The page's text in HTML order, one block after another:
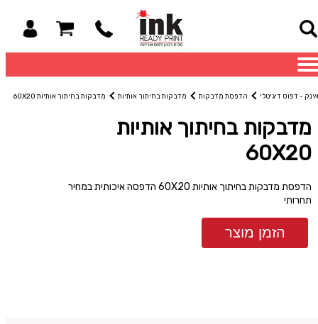
אינק - דפוס דיגיטלי הדפסת מדבקות מדבקות בחיתוך אותיות מדבקות בחיתוך אותיות 60X20
מדבקות בחיתוך אותיות
60X20
הדפסת מדבקות בחיתוך אותיות 60X20 הדפסה איכותית במחיר
תחרותי
הזמן מוצר